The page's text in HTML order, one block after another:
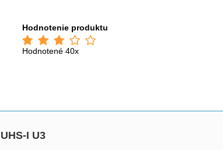
Hodnotenie produktu
Hodnotené 40x
I U3